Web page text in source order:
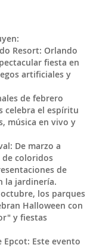
Resort: Orlando
fiesta en
artificiales y
de febrero
celebra el espíritu
música en vivo y
De marzo a
de coloridos
de
la jardinería.
los parques
Halloween con
y fiestas
Epcot: Este evento